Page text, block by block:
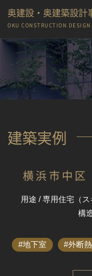
奥建設・奥建築設計
OKU CONSTRUCTION
建築実例
横浜市中
用途 / 専用住宅（
構
地下室 外断